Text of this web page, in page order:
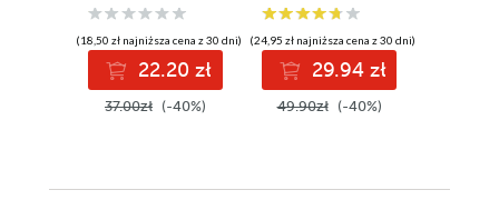
przemiany
(18,50 zł najniższa cena z 30 dni)
22.20 zł
37.00zł (-40%)
poprzez myśli,
emocje, nawyki i
wiarę w siebie
(24,95 zł najniższa cena z 30 dni)
29.94 zł
49.90zł (-40%)